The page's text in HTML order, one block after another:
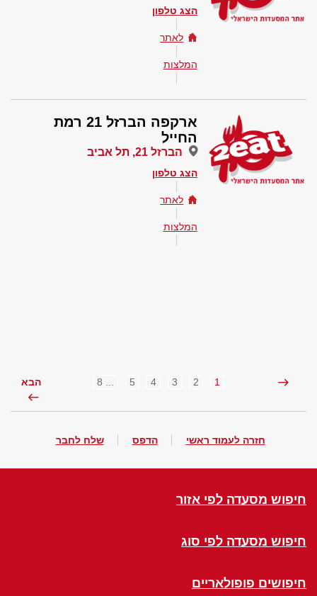
הצג טלפון
לאתר
המלצות
ארקפה הברזל 21 רמת
החייל
הברזל 21, תל אביב
הצג טלפון
לאתר
המלצות
1
2
3
4
5 הבא
חזרה לעמוד ראשי הדפס שלח לחבר
חיפוש מסעדה לפי אזור
חיפוש מסעדה לפי סוג
חיפושים פופולאריים